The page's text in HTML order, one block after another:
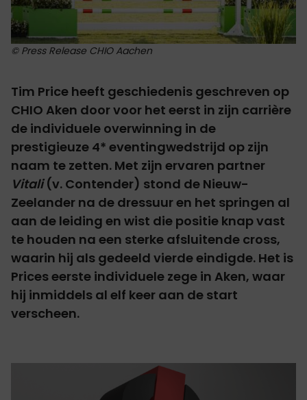
© Press Release CHIO Aachen
Tim Price heeft geschiedenis geschreven op
CHIO Aken door voor het eerst in zijn carrière
de individuele overwinning in de
prestigieuze 4* eventingwedstrijd op zijn
naam te zetten. Met zijn ervaren partner
Vitali(v. Contender) stond de Nieuw-
Zeelander na de dressuur en het springen al
aan de leiding en wist die positie knap vast
te houden na een sterke afsluitende cross,
waarin hij als gedeeld vierde eindigde. Het is
Prices eerste individuele zege in Aken, waar
hij inmiddels al elf keer aan de start
verscheen.